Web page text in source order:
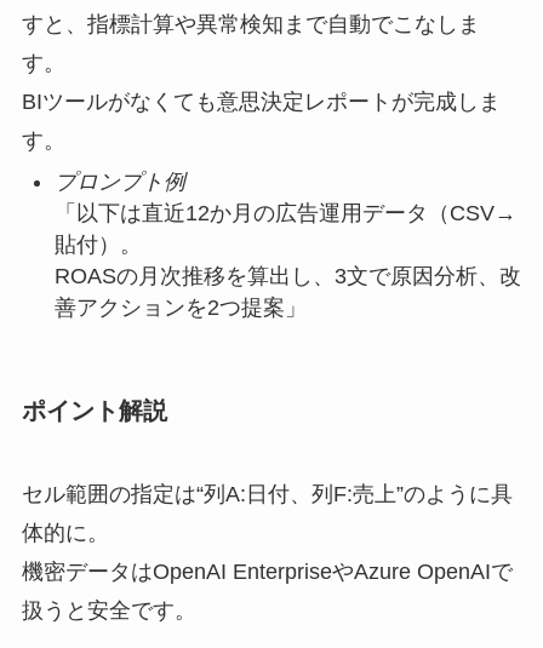
すと、指標計算や異常検知まで自動でこなしま
す。
BIツールがなくても意思決定レポートが完成しま
す。
プロンプト例
「以下は直近12か月の広告運用データ（CSV→
貼付）。
ROASの月次推移を算出し、3文で原因分析、改
善アクションを2つ提案」
ポイント解説
セル範囲の指定は“列A:日付、列F:売上”のように具
体的に。
機密データはOpenAI EnterpriseやAzure OpenAIで
扱うと安全です。